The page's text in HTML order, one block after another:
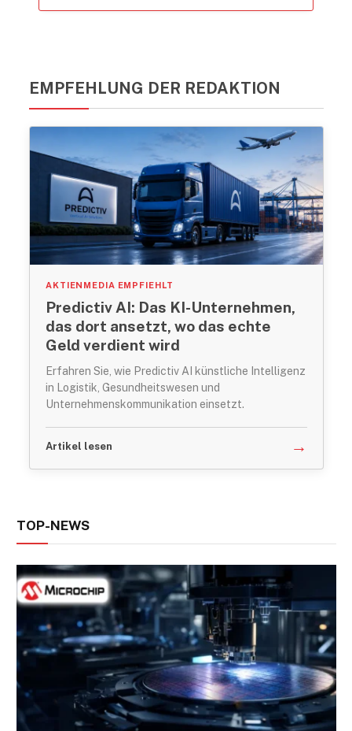
EMPFEHLUNG DER REDAKTION
AKTIENMEDIA EMPFIEHLT
Predictiv AI: Das KI-Unternehmen,
das dort ansetzt, wo das echte
Geld verdient wird
Erfahren Sie, wie Predictiv AI künstliche Intelligenz
in Logistik, Gesundheitswesen und
Unternehmenskommunikation einsetzt.
Artikel lesen →
TOP-NEWS